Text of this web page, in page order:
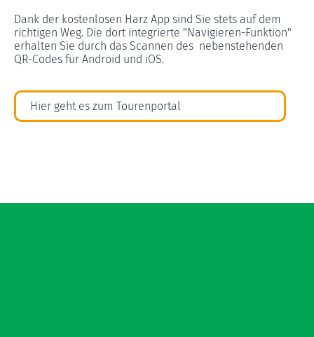
Dank der kostenlosen Harz App sind Sie stets auf dem
richtigen Weg. Die dort integrierte "Navigieren-Funktion"
erhalten Sie durch das Scannen des nebenstehenden
QR-Codes für Android und iOS.
Hier geht es zum Tourenportal